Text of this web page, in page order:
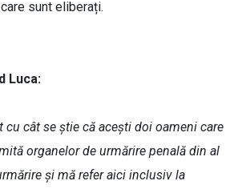
sunt eliberați.
Luca:
cu cât se știe că acești doi oameni care
organelor de urmărire penală din al
și mă refer aici inclusiv la